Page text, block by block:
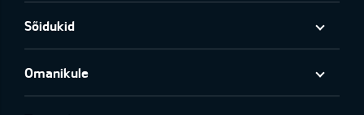
Sõidukid
Omanikule